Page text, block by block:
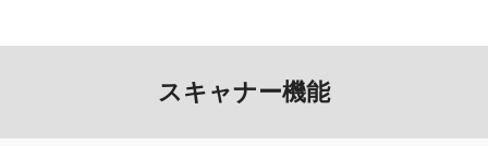
スキャナー機能